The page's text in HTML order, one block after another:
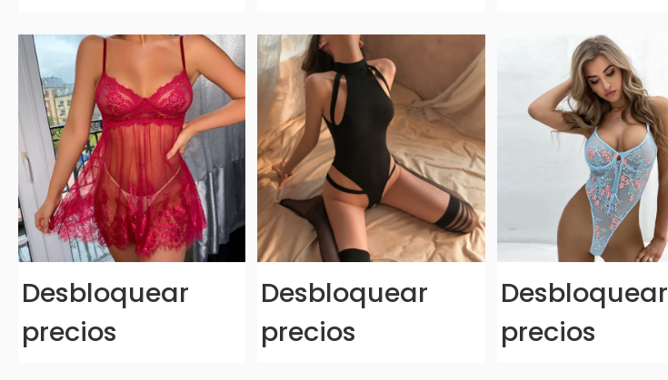
Desbloquear
precios
Desbloquear
precios
Desbloquear
precios